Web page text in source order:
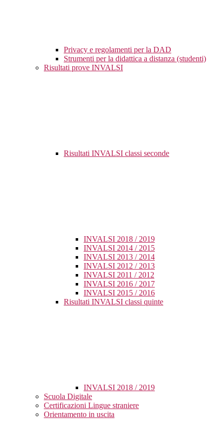
Privacy e regolamenti per la DAD
Strumenti per la didattica a distanza (studenti)
Risultati prove INVALSI
Risultati INVALSI classi seconde
INVALSI 2018 / 2019
INVALSI 2014 / 2015
INVALSI 2013 / 2014
INVALSI 2012 / 2013
INVALSI 2011 / 2012
INVALSI 2016 / 2017
INVALSI 2015 / 2016
Risultati INVALSI classi quinte
INVALSI 2018 / 2019
Scuola Digitale
Certificazioni Lingue straniere
Orientamento in uscita